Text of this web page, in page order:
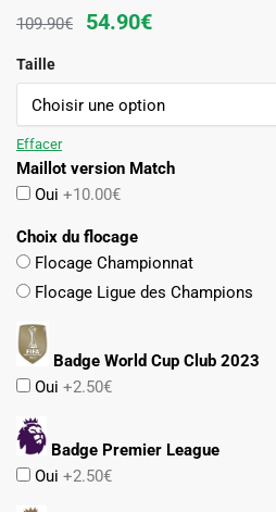
109.90€
Le
initial
était :
54.90€Le
actuel
est :
Taille
Effacer
Maillot version Match
Oui +10.00€
Choix du flocage
Flocage Championnat
Flocage Ligue des Champions
Badge World Cup Club 2023
Oui +2.50€
Badge Premier League
Oui +2.50€